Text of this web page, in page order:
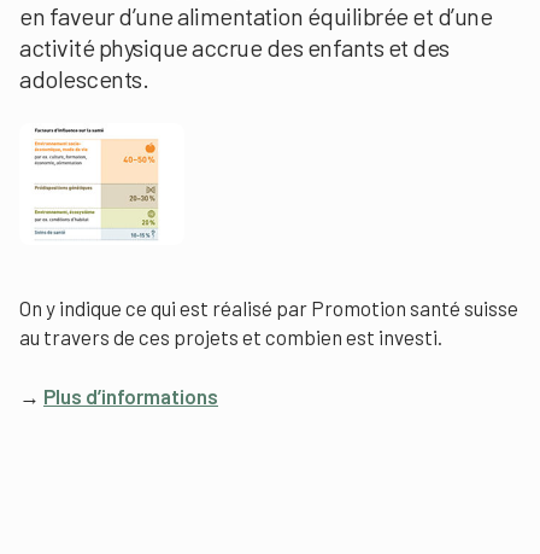
en faveur d’une alimentation équilibrée et d’une
activité physique accrue des enfants et des
adolescents.
On y indique ce qui est réalisé par Promotion santé suisse
au travers de ces projets et combien est investi.
→ Plus d’informations